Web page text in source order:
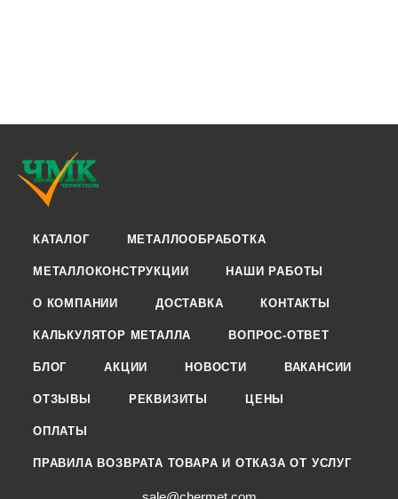
КАТАЛОГ МЕТАЛЛООБРАБОТКА
МЕТАЛЛОКОНСТРУКЦИИ НАШИ РАБОТЫ
О КОМПАНИИ ДОСТАВКА КОНТАКТЫ
КАЛЬКУЛЯТОР МЕТАЛЛА ВОПРОС-ОТВЕТ
БЛОГ АКЦИИ НОВОСТИ ВАКАНСИИ
ОТЗЫВЫ РЕКВИЗИТЫ ЦЕНЫ
ОПЛАТЫ
ПРАВИЛА ВОЗВРАТА ТОВАРА И ОТКАЗА ОТ УСЛУГ